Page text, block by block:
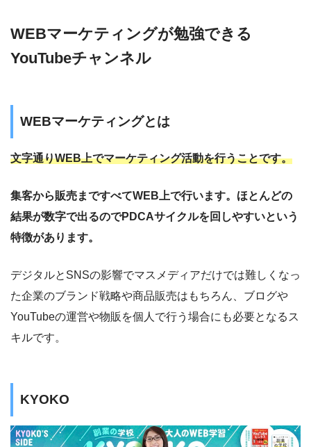
WEBマーケティングが勉強できる
YouTubeチャンネル
WEBマーケティングとは
文字通りWEB上でマーケティング活動を行うことです。
集客から販売まですべてWEB上で行います。ほとんどの
結果が数字で出るのでPDCAサイクルを回しやすいという
特徴があります。
デジタルとSNSの影響でマスメディアだけでは難しくなっ
た企業のブランド戦略や商品販売はもちろん、ブログや
YouTubeの運営や物販を個人で行う場合にも必要となるス
キルです。
KYOKO